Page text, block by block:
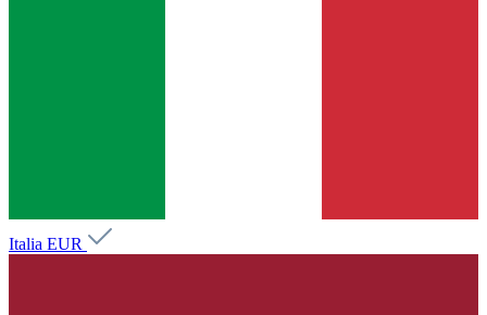
Italia EUR